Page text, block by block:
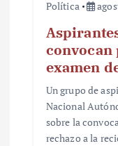
Política
convocan
examen
Un grupo de
Nacional
sobre la
rechazo a la